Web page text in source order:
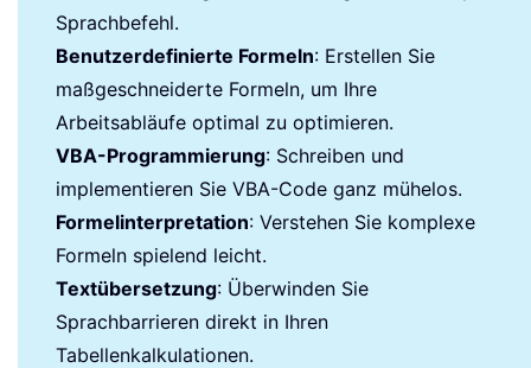
Sprachbefehl.
Benutzerdefinierte Formeln: Erstellen Sie
maßgeschneiderte Formeln, um Ihre
Arbeitsabläufe optimal zu optimieren.
VBA-Programmierung: Schreiben und
implementieren Sie VBA-Code ganz mühelos.
Formelinterpretation: Verstehen Sie komplexe
Formeln spielend leicht.
Textübersetzung: Überwinden Sie
Sprachbarrieren direkt in Ihren
Tabellenkalkulationen.